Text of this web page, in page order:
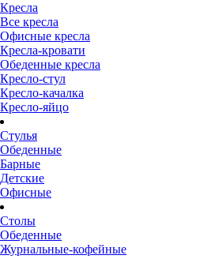
Кресла
Все кресла
Офисные кресла
Кресла-кровати
Обеденные кресла
Кресло-стул
Кресло-качалка
Кресло-яйцо
Стулья
Обеденные
Барные
Детские
Офисные
Столы
Обеденные
Журнальные-кофейные